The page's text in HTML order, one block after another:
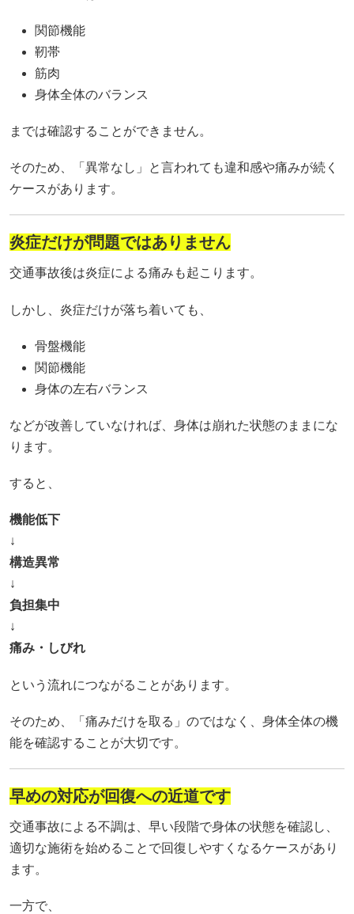
関節機能
靭帯
筋肉
身体全体のバランス
までは確認することができません。
そのため、「異常なし」と言われても違和感や痛みが続く
ケースがあります。
炎症だけが問題ではありません
交通事故後は炎症による痛みも起こります。
しかし、炎症だけが落ち着いても、
骨盤機能
関節機能
身体の左右バランス
などが改善していなければ、身体は崩れた状態のままにな
ります。
すると、
機能低下
↓
構造異常
↓
負担集中
↓
痛み・しびれ
という流れにつながることがあります。
そのため、「痛みだけを取る」のではなく、身体全体の機
能を確認することが大切です。
早めの対応が回復への近道です
交通事故による不調は、早い段階で身体の状態を確認し、
適切な施術を始めることで回復しやすくなるケースがあり
ます。
一方で、